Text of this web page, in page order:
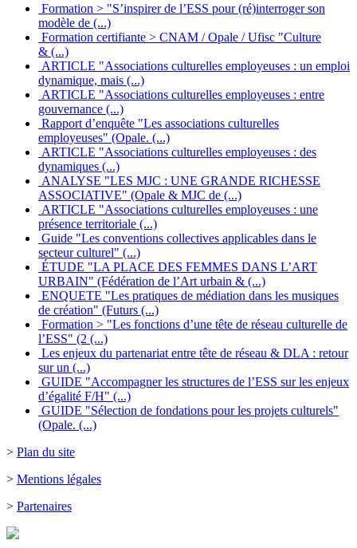
Formation > "S’inspirer de l’ESS pour (ré)interroger son
modèle de (...)
Formation certifiante > CNAM / Opale / Ufisc "Culture
& (...)
ARTICLE "Associations culturelles employeuses : un emploi
dynamique, mais (...)
ARTICLE "Associations culturelles employeuses : entre
gouvernance (...)
Rapport d’enquête "Les associations culturelles
employeuses" (Opale. (...)
ARTICLE "Associations culturelles employeuses : des
dynamiques (...)
ANALYSE "LES MJC : UNE GRANDE RICHESSE
ASSOCIATIVE" (Opale & MJC de (...)
ARTICLE "Associations culturelles employeuses : une
présence territoriale (...)
Guide "Les conventions collectives applicables dans le
secteur culturel" (...)
ÉTUDE "LA PLACE DES FEMMES DANS L’ART
URBAIN" (Fédération de l’Art urbain & (...)
ENQUETE "Les pratiques de médiation dans les musiques
de création" (Futurs (...)
Formation > "Les fonctions d’une tête de réseau culturelle de
l’ESS" (2 (...)
Les enjeux du partenariat entre tête de réseau & DLA : retour
sur un (...)
GUIDE "Accompagner les structures de l’ESS sur les enjeux
d’égalité F/H" (...)
GUIDE "Sélection de fondations pour les projets culturels"
(Opale. (...)
> Plan du site
> Mentions légales
> Partenaires